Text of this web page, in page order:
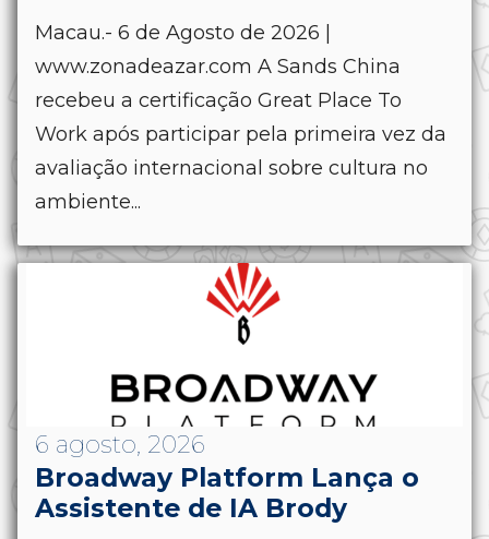
Macau.- 6 de Agosto de 2026 |
www.zonadeazar.com A Sands China
recebeu a certificação Great Place To
Work após participar pela primeira vez da
avaliação internacional sobre cultura no
ambiente...
6 agosto, 2026
Broadway Platform Lança o
Assistente de IA Brody